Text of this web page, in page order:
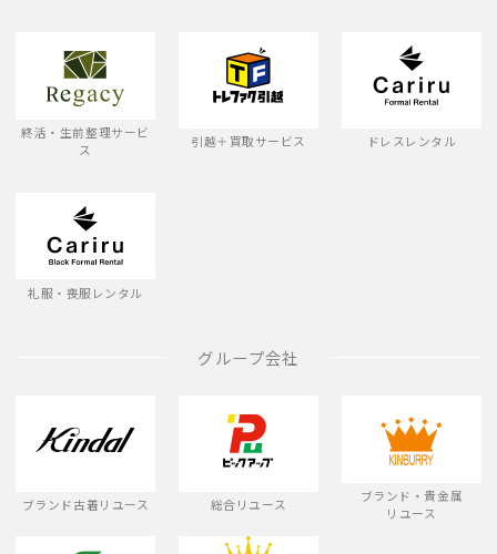
終活・生前整理サービ
ス
引越＋買取サービス ドレスレンタル
礼服・喪服レンタル
グループ会社
ブランド古着リユース 総合リユース
ブランド・貴金属
リユース